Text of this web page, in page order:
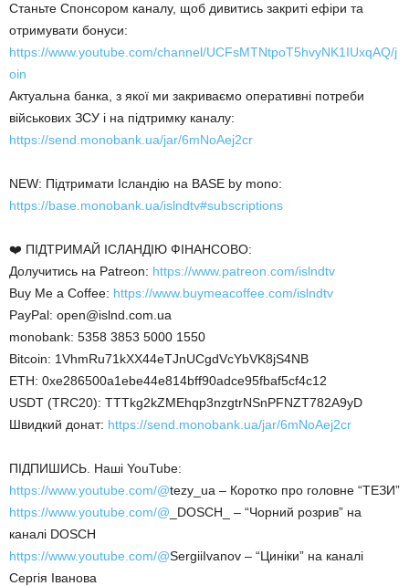
Станьте Спонсором каналу, щоб дивитись закриті ефіри та
отримувати бонуси:
https://www.youtube.com/channel/UCFsMTNtpoT5hvyNK1IUxqAQ/j
oin
Актуальна банка, з якої ми закриваємо оперативні потреби
військових ЗСУ і на підтримку каналу:
https://send.monobank.ua/jar/6mNoAej2cr
NEW: Підтримати Ісландію на BASE by mono:
https://base.monobank.ua/islndtv#subscriptions
❤️ ПІДТРИМАЙ ІСЛАНДІЮ ФІНАНСОВО:
Долучитись на Patreon: https://www.patreon.com/islndtv
Buy Me a Coffee: https://www.buymeacoffee.com/islndtv
PayPal: open@islnd.com.ua
monobank: 5358 3853 5000 1550
Bitcoin: 1VhmRu71kXX44eTJnUCgdVcYbVK8jS4NB
ETH: 0xe286500a1ebe44e814bff90adce95fbaf5cf4c12
USDT (TRC20): TTTkg2kZMEhqp3nzgtrNSnPFNZT782A9yD
Швидкий донат: https://send.monobank.ua/jar/6mNoAej2cr
ПІДПИШИСЬ. Наші YouTube:
https://www.youtube.com/@tezy_ua – Коротко про головне “ТЕЗИ”
https://www.youtube.com/@ _DOSCH_ – “Чорний розрив” на
каналі DOSCH
https://www.youtube.com/@SergiiIvanov – “Циніки” на каналі
Сергія Іванова